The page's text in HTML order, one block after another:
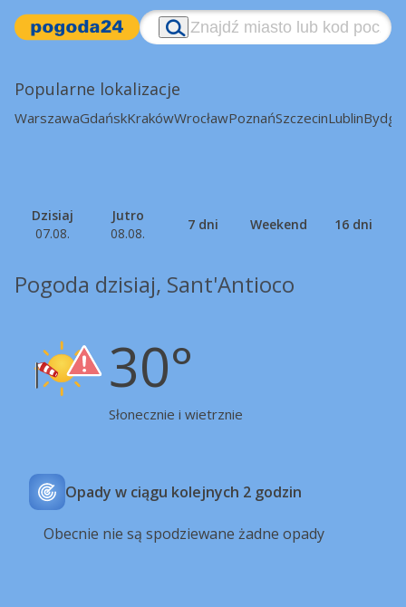
Popularne lokalizacje
WarszawaGdańskKrakówWrocławPoznańSzczecinLublin
Dzisiaj
07.08.
Jutro
08.08.
7 dni Weekend 16 dni
Pogoda dzisiaj, Sant'Antioco
30°
Słonecznie i wietrznie
Opady w ciągu kolejnych 2 godzin
Obecnie nie są spodziewane żadne opady